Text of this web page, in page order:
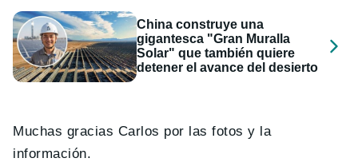
China construye una
gigantesca "Gran Muralla
Solar" que también quiere
detener el avance del desierto
Muchas gracias Carlos por las fotos y la
información.